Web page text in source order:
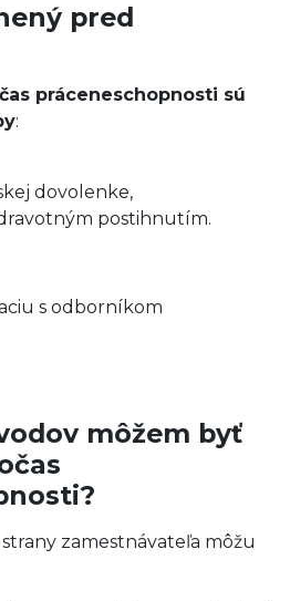
pred
práceneschopnosti sú
:
dovolenke,
postihnutím.
s odborníkom
môžem byť
zamestnávateľa môžu